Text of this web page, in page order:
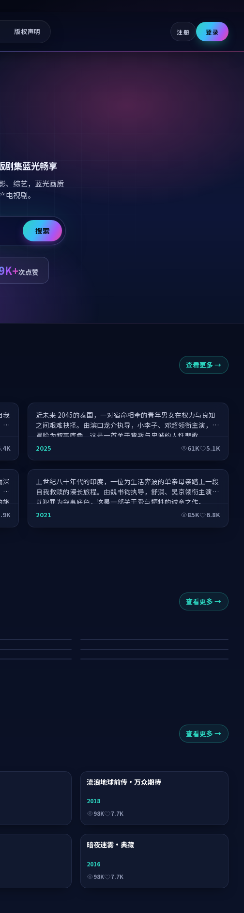
版权声明 注册 登录
剧集蓝光畅享
、综艺，蓝光画质
视剧。
搜索
次点赞
查看更多 →
我
以
近未来 2045的泰国，一对宿命相牵的青年男女在权力与良知
之间艰难抉择。由滨口龙介执导，小李子、邓超领衔主演，以
冒险为叙事底色，这是一首关于背叛与忠诚的人性悲歌。
2025 61K 5.1K
深
以
旅
归来兮·王者归来
上世纪八十年代的印度，一位为生活奔波的单亲母亲踏上一段
自我救赎的漫长旅程。由魏书钧执导，舒淇、吴京领衔主演，
以犯罪为叙事底色，这是一部关于爱与牺牲的诚意之作。
2021 85K 6.8K
查看更多 →
查看更多 →
流浪地球前传·万众期待
2018
98K 7.7K
暗夜迷雾·典藏
2016
98K 7.7K